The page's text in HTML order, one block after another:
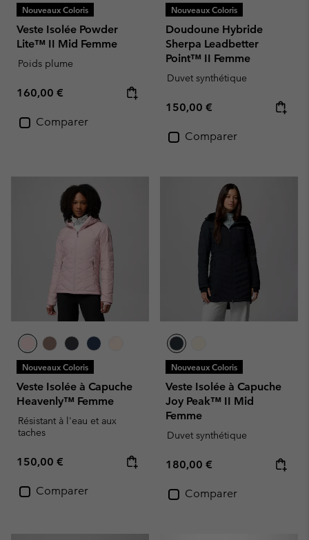
Nouveaux Coloris
Veste Isolée Powder
Lite™ II Mid Femme
Poids plume
Regular price:
160,00 €
Comparer
Nouveaux Coloris
Doudoune Hybride
Sherpa Leadbetter
Point™ II Femme
Duvet synthétique
Regular price:
150,00 €
Comparer
Nouveaux Coloris
Veste Isolée à Capuche
Heavenly™ Femme
Résistant à l'eau et aux
taches
Regular price:
150,00 €
Comparer
Nouveaux Coloris
Veste Isolée à Capuche
Joy Peak™ II Mid
Femme
Duvet synthétique
Regular price:
180,00 €
Comparer